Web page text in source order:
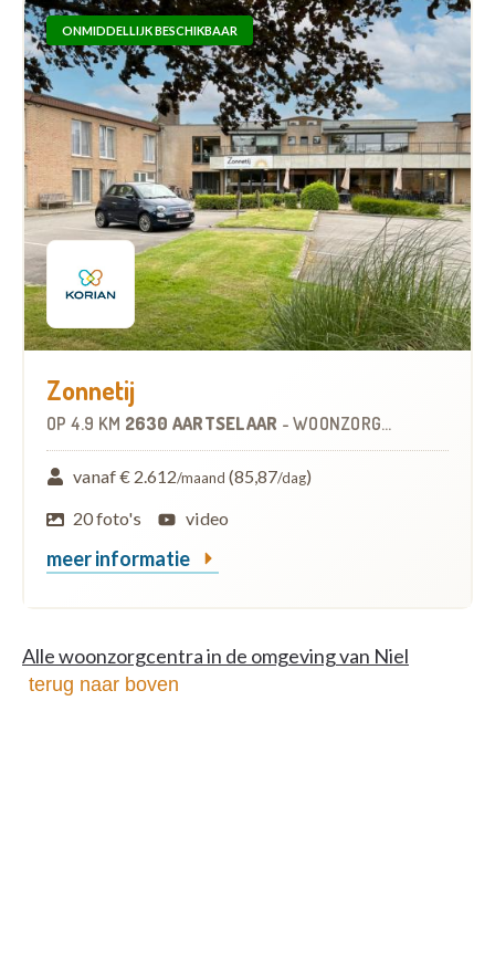
ONMIDDELLIJK BESCHIKBAAR
Zonnetij
OP 4.9 KM 2630 AARTSELAAR - WOONZORGCENTRUM (WZC)
vanaf € 2.612/maand (85,87/dag)
20 foto's
video
meer informatie
Alle woonzorgcentra in de omgeving van Niel
terug naar boven